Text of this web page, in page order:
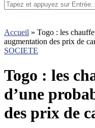
Accueil » Togo : les
augmentation des prix de
SOCIETE
Togo : les
d’une
des prix de